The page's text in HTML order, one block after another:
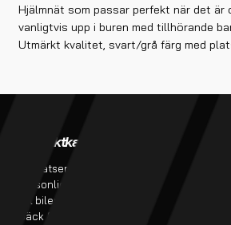
Hjälmnät som passar perfekt när det är
vanligtvis upp i buren med tillhörande
Utmärkt kvalitet, svart/grå färg med
Produktkategorier
Bursatser
Personlig utrustning
Till bilen
Däck & Fälg